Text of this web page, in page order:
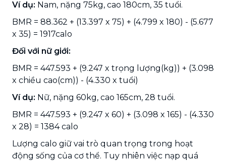
Ví dụ: Nam, nặng 75kg, cao 180cm, 35 tuổi.
BMR = 88.362 + (13.397 x 75) + (4.799 x 180) - (5.677
x 35) = 1917calo
Đối với nữ giới:
BMR = 447.593 + (9.247 x trọng lượng(kg)) + (3.098
x chiều cao(cm)) - (4.330 x tuổi)
Ví dụ: Nữ, nặng 60kg, cao 165cm, 28 tuổi.
BMR = 447.593 + (9.247 x 60) + (3.098 x 165) - (4.330
x 28) = 1384 calo
Lượng calo giữ vai trò quan trọng trong hoạt
động sống của cơ thể. Tuy nhiên việc nạp quá